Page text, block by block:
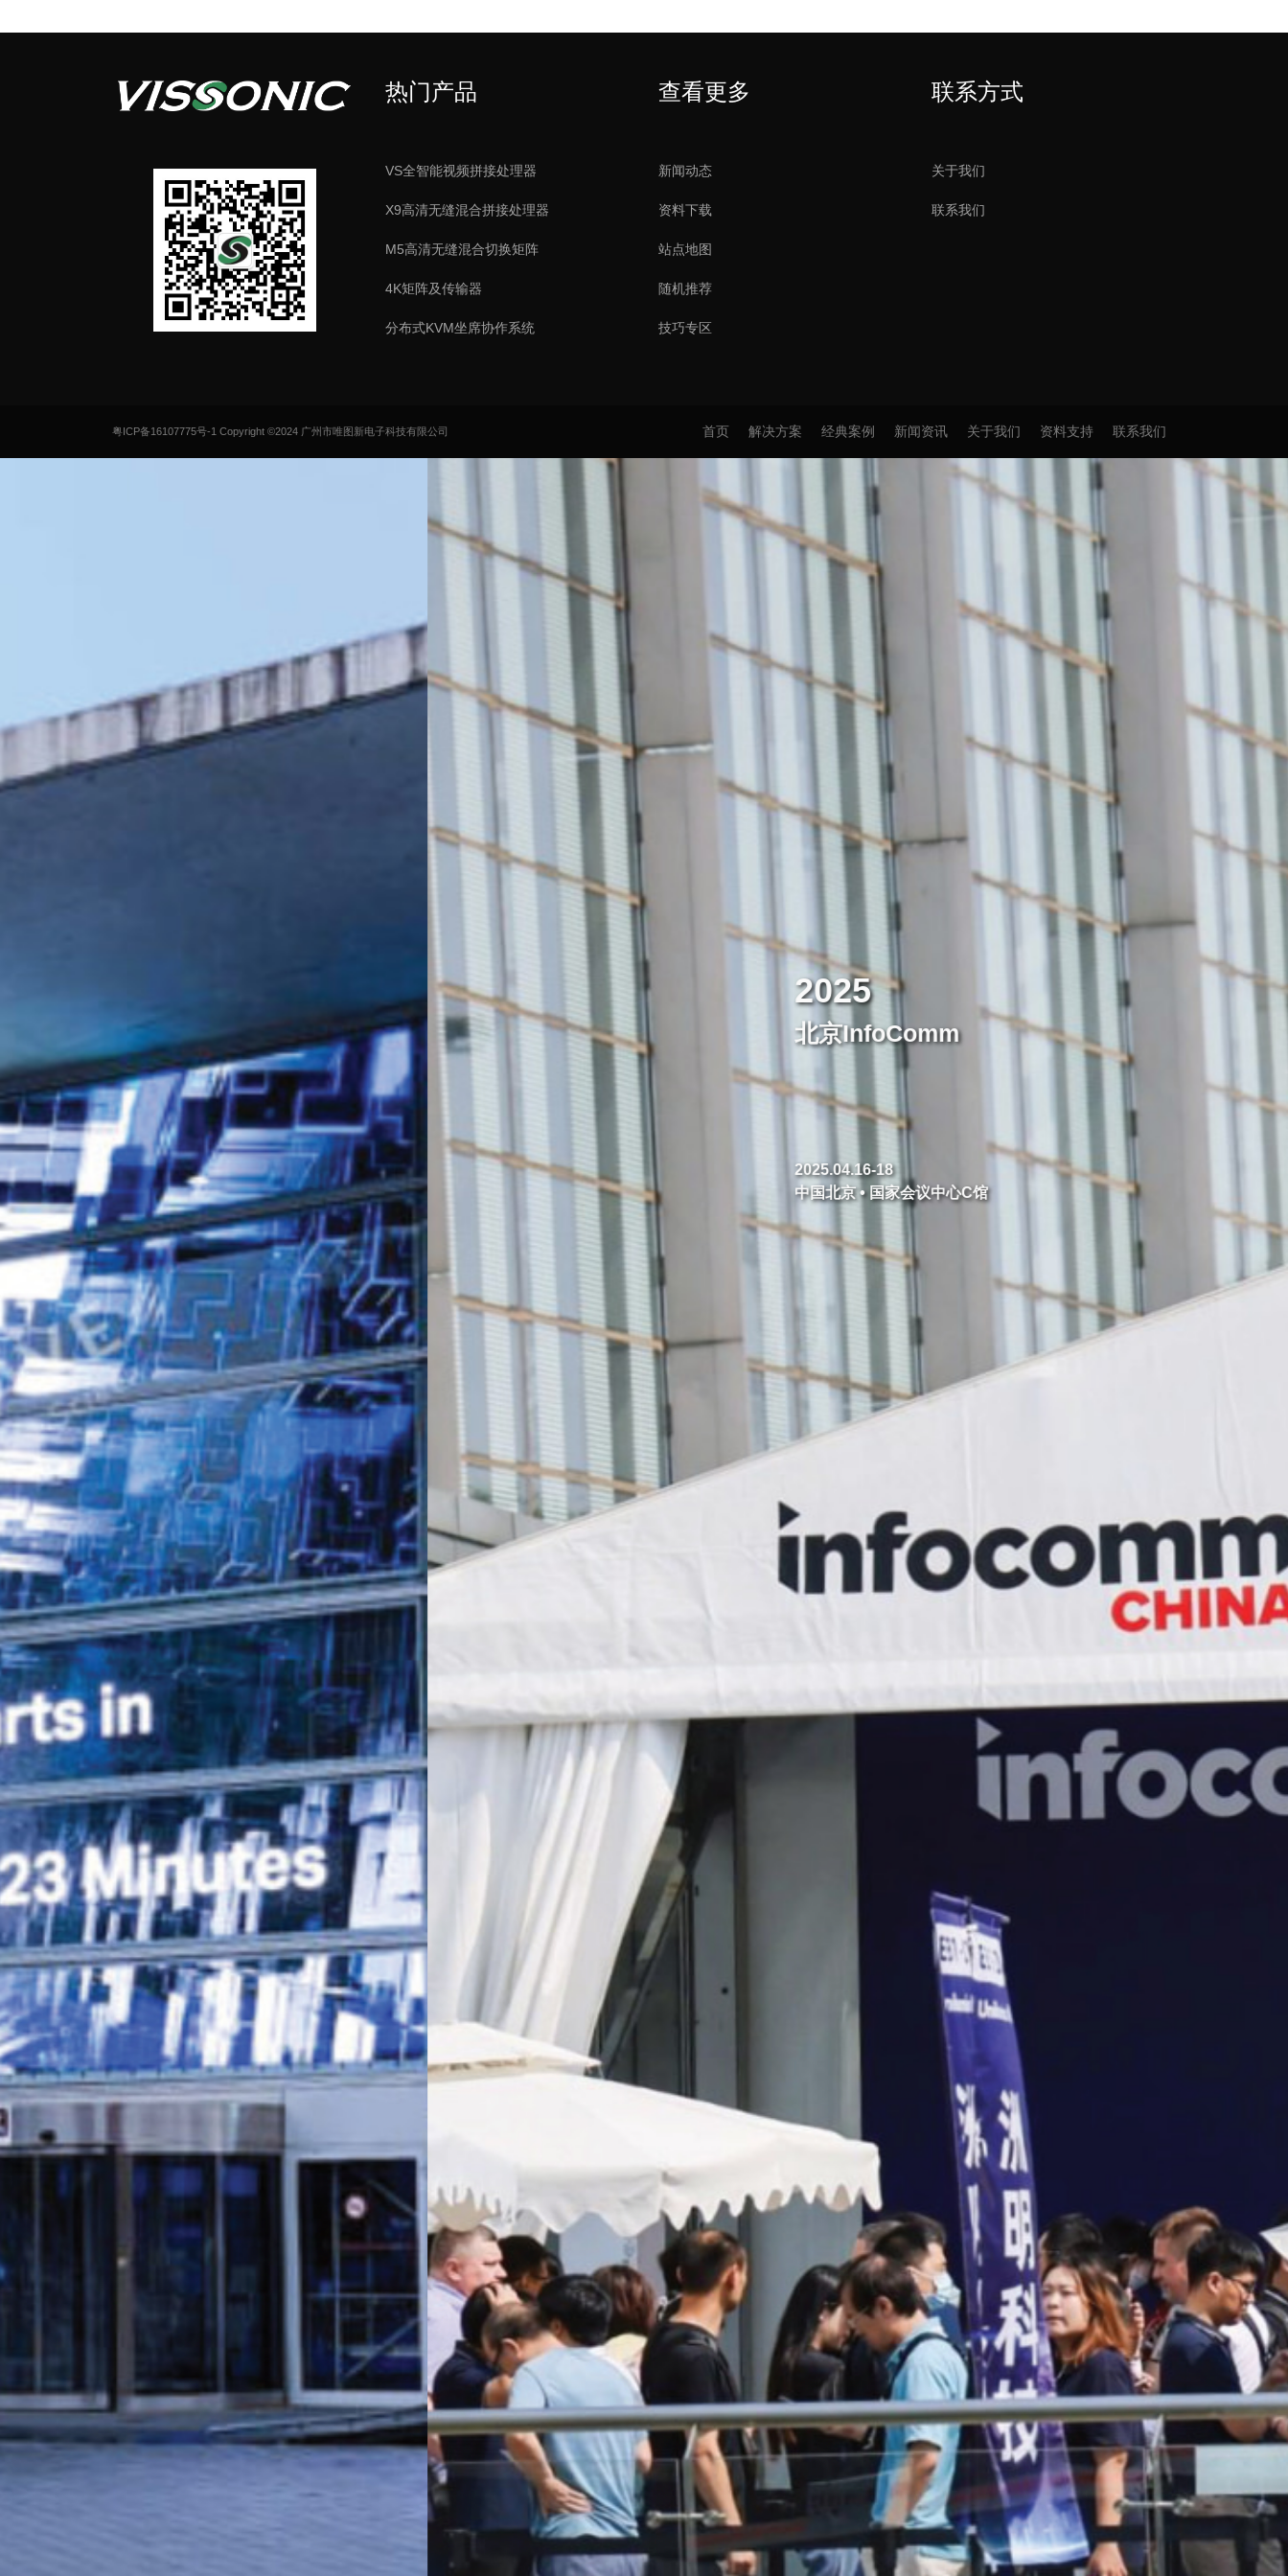
热门产品
VS全智能视频拼接处理器
X9高清无缝混合拼接处理器
M5高清无缝混合切换矩阵
4K矩阵及传输器
分布式KVM坐席协作系统
查看更多
新闻动态
资料下载
站点地图
随机推荐
技巧专区
联系方式
关于我们
联系我们
粤ICP备16107775号-1 Copyright ©2024 广州市唯图新电子科技有限公司 首页 解决方案 经典案例 新闻资讯 关于我们 资料支持 联系我们
2025
北京InfoComm
2025.04.16-18
中国北京 • 国家会议中心C馆